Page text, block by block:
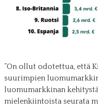
”On ollut odotettua, että
suurimpien
luomumarkkinan
mielenkiintoista seurata